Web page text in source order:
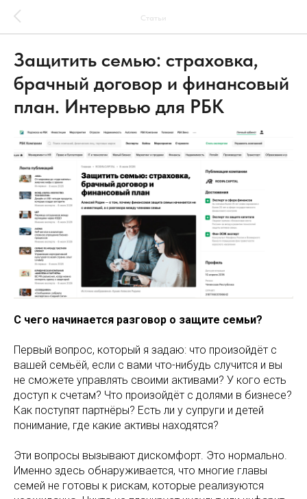
Статьи
Защитить семью: страховка,
брачный договор и финансовый
план. Интервью для РБК
С чего начинается разговор о защите семьи?
Первый вопрос, который я задаю: что произойдёт с
вашей семьёй, если с вами что-нибудь случится и вы
не сможете управлять своими активами? У кого есть
доступ к счетам? Что произойдёт с долями в бизнесе?
Как поступят партнёры? Есть ли у супруги и детей
понимание, где какие активы находятся?
Эти вопросы вызывают дискомфорт. Это нормально.
Именно здесь обнаруживается, что многие главы
семей не готовы к рискам, которые реализуются